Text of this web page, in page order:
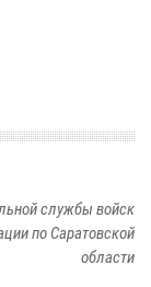
службы войск
по Саратовской
области